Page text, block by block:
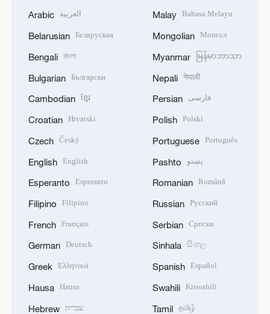
Arabic العربية
Belarusian Беларуская
Bengali বাংলা
Bulgarian Български
Cambodian ខ្មែរ
Croatian Hrvatski
Czech Český
English English
Esperanto Esperanto
Filipino Filipino
French Français
German Deutsch
Greek Ελληνικά
Hausa Hausa
Hebrew עברית
Malay Bahasa Melayu
Mongolian Монгол
Myanmar မြန်မာဘာသာ
Nepali नेपाली
Persian فارسی
Polish Polski
Portuguese Português
Pashto پښتو
Romanian Română
Russian Русский
Serbian Српски
Sinhala සිංහල
Spanish Español
Swahili Kiswahili
Tamil தமிழ்